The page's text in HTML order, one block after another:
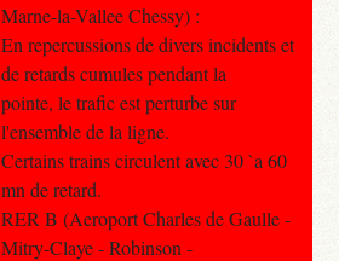
Marne-la-Vallee Chessy) :
En repercussions de divers incidents et
de retards cumules pendant la
pointe, le trafic est perturbe sur
l'ensemble de la ligne.
Certains trains circulent avec 30 `a 60
mn de retard.
RER B (Aeroport Charles de Gaulle -
Mitry-Claye - Robinson -